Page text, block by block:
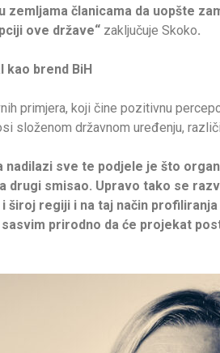
članicama da uopšte
ove države“ zaključuje Skoko.
kao brend BiH
primjera, koji čine pozitivnu
složenom državnom uređenju,
nadilazi sve te podjele je što
drugi smisao. Upravo tako se
široj regiji i na taj način
prirodno da će projekat